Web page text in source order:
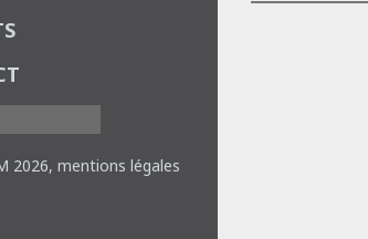
2026, mentions légales